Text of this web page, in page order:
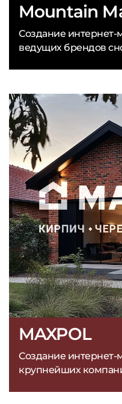
MAXPOL
Создание интернет-
крупнейших
Mountain
Создание интернет-
ведущих брендов